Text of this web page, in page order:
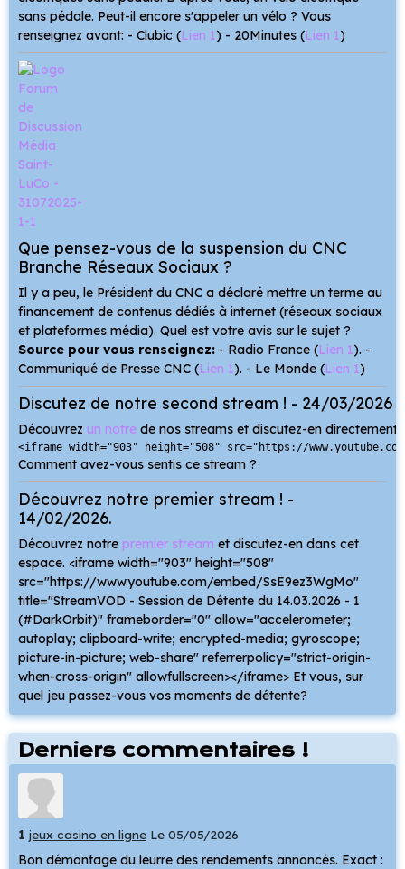
sans pédale. Peut-il encore s'appeler un vélo ? Vous
renseignez avant: - Clubic (Lien 1) - 20Minutes (Lien 1)
Que pensez-vous de la suspension du CNC
Branche Réseaux Sociaux ?
Il y a peu, le Président du CNC a déclaré mettre un terme au
financement de contenus dédiés à internet (réseaux sociaux
et plateformes média). Quel est votre avis sur le sujet ?
Source pour vous renseignez: - Radio France (Lien 1). -
Communiqué de Presse CNC (Lien 1). - Le Monde (Lien 1)
Discutez de notre second stream ! - 24/03/2026
Découvrez un notre de nos streams et discutez-en directement
<iframe width="903" height="508" src="https://
Comment avez-vous sentis ce stream ?
Découvrez notre premier stream ! -
14/02/2026.
Découvrez notre premier stream et discutez-en dans cet
espace. <iframe width="903" height="508"
src="https://www.youtube.com/embed/SsE9ez3WgMo"
title="StreamVOD - Session de Détente du 14.03.2026 - 1
(#DarkOrbit)" frameborder="0" allow="accelerometer;
autoplay; clipboard-write; encrypted-media; gyroscope;
picture-in-picture; web-share" referrerpolicy="strict-origin-
when-cross-origin" allowfullscreen></iframe> Et vous, sur
quel jeu passez-vous vos moments de détente?
Derniers commentaires !
1 jeux casino en ligne Le 05/05/2026
Bon démontage du leurre des rendements annoncés. Exact :